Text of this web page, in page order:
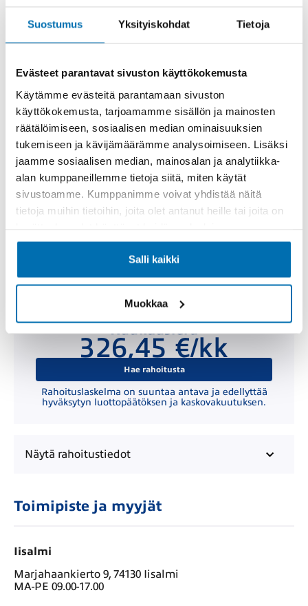
Suostumus Yksityiskohdat Tietoja
Evästeet parantavat sivuston käyttökokemusta
Käytämme evästeitä parantamaan sivuston
käyttökokemusta, tarjoamamme sisällön ja mainosten
räätälöimiseen, sosiaalisen median ominaisuuksien
tukemiseen ja kävijämäärämme analysoimiseen. Lisäksi
jaamme sosiaalisen median, mainosalan ja analytiikka-
alan kumppaneillemme tietoja siitä, miten käytät
sivustoamme. Kumppanimme voivat yhdistää näitä
tietoja muihin tietoihin, joita olet antanut heille tai joita on
Salli kaikki
Muokkaa
Käsiraha tai vaihtoauto (€)
Suurempi viimeinen erä (€)
Kuukausierä
326,45 €/kk
Hae rahoitusta
Rahoituslaskelma on suuntaa antava ja edellyttää
hyväksytyn luottopäätöksen ja kaskovakuutuksen.
Näytä rahoitustiedot
Toimipiste ja myyjät
Iisalmi
Marjahaankierto 9, 74130 Iisalmi
MA-PE 09.00-17.00